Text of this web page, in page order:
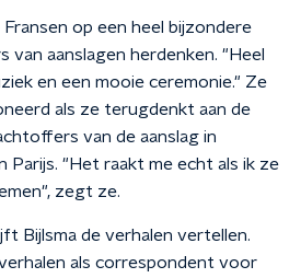
op een heel bijzondere
van aanslagen herdenken. "Heel
en een mooie ceremonie." Ze
als ze terugdenkt aan de
van de aanslag in
Parijs. "Het raakt me echt als ik ze
zegt ze.
Bijlsma de verhalen vertellen.
als correspondent voor